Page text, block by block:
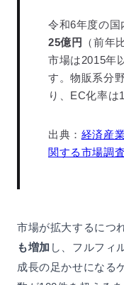
令和6年度の国
25億円
（前年
市場は2015年
す。物販系分
り、EC化率は
出典： 経済産
関する市場調
市場が拡大するにつ
も増加 し、フルフィ
成長の足かせになる